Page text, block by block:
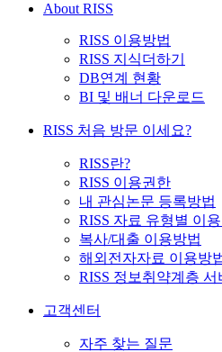
About RISS
RISS 이용방법
RISS 지식더하기
DB연계 현황
BI 및 배너 다운로드
RISS 처음 방문 이세요?
RISS란?
RISS 이용권한
내 관심논문 등록방법
RISS 자료 유형별 이
복사/대출 이용방법
해외전자자료 이용방
RISS 정보취약계층 서
고객센터
자주 찾는 질문